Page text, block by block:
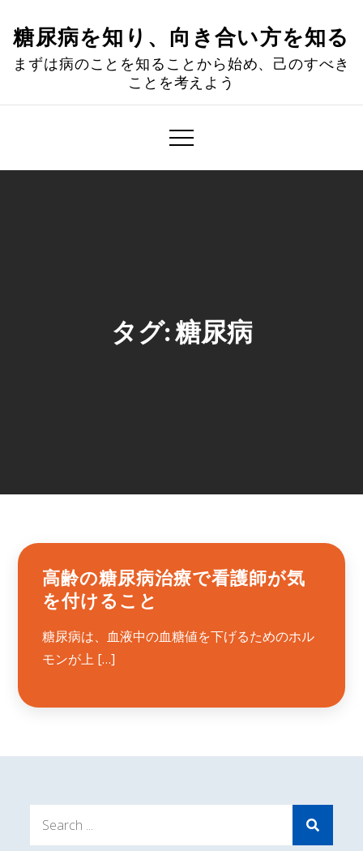
content
糖尿病を知り、向き合い方を知る
まずは病のことを知ることから始め、己のすべき
ことを考えよう
タグ:糖尿病
高齢の糖尿病治療で看護師が気
を付けること
糖尿病は、血液中の血糖値を下げるためのホル
モンが上 […]